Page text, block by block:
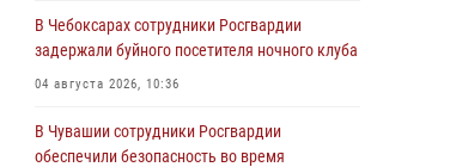
В Чебоксарах сотрудники Росгвардии
задержали буйного посетителя ночного клуба
04 августа 2026, 10:36
В Чувашии сотрудники Росгвардии
обеспечили безопасность во время